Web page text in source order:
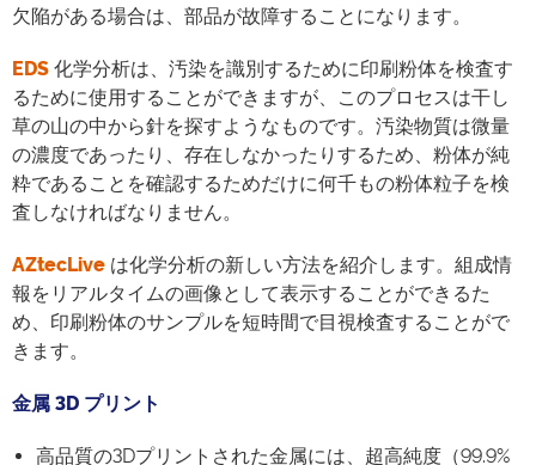
欠陥がある場合は、部品が故障することになります。
EDS 化学分析は、汚染を識別するために印刷粉体を検査す
るために使用することができますが、このプロセスは干し
草の山の中から針を探すようなものです。汚染物質は微量
の濃度であったり、存在しなかったりするため、粉体が純
粋であることを確認するためだけに何千もの粉体粒子を検
査しなければなりません。
AZtecLive は化学分析の新しい方法を紹介します。組成情
報をリアルタイムの画像として表示することができるた
め、印刷粉体のサンプルを短時間で目視検査することがで
きます。
金属 3D プリント
高品質の3Dプリントされた金属には、超高純度（99.9%